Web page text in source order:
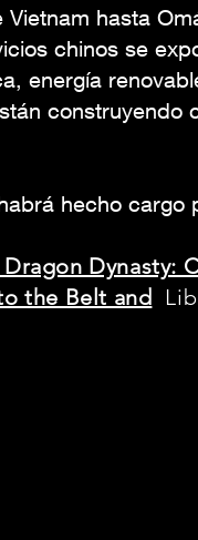
hasta
chinos se
energía
construyendo
hecho cargo
Dynasty:
the Belt and